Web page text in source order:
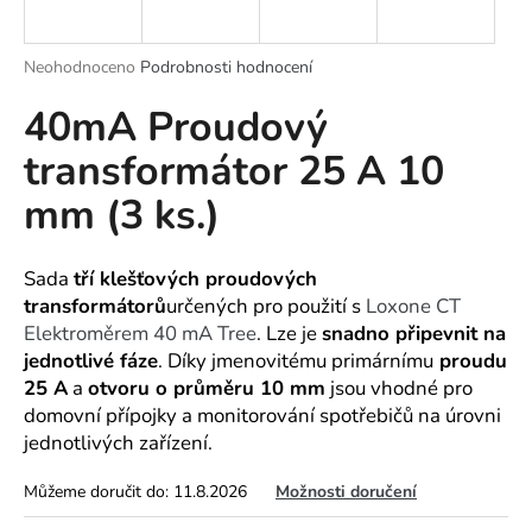
Průměrné
produktu
je
0,0
z
hvězdiček.
Neohodnoceno Podrobnosti hodnocení
40mA Proudový
transformátor 25 A 10
mm (3 ks.)
Sada tří klešťových proudových
transformátorůurčených pro použití s Loxone CT
Elektroměrem 40 mA Tree. Lze jesnadno připevnit na
jednotlivé fáze. Díky jmenovitému primárnímu proudu
25 A a otvoru o průměru 10 mm jsou vhodné pro
domovní přípojky a monitorování spotřebičů na úrovni
jednotlivých zařízení.
Můžeme doručit do: 11.8.2026 Možnosti doručení
j
t
?
HLEDAT
D
o
p
o
r
u